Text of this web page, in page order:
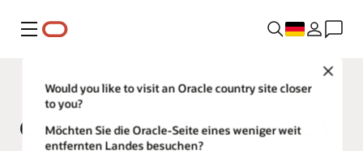
Menü
Close
Would you like to visit an Oracle country site closer
to you?
Möchten Sie die Oracle-Seite eines weniger weit
entfernten Landes besuchen?
Fusion Applications
Oracle Customer Experience (CX)